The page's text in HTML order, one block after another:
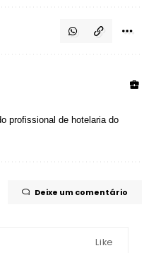
profissional de hotelaria do
Deixe um comentário
Like